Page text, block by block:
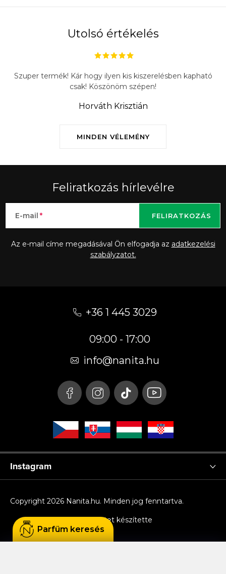
Utolsó értékelés
MINDEN VÉLEMÉNY
Szuper termék! Kár hogy ilyen kis kiszerelésben kapható
csak! Köszönöm szépen!
Horváth Krisztián
Feliratkozás hírlevélre
E-mail
Az e-mail címe megadásával Ön elfogadja az adatkezelési
szabályzatot.
FELIRATKOZÁS
+36 1 445 3029
09:00 - 17:00
info@nanita.hu
Instagram
Shoptet készítette
Copyright 2026 Nanita.hu. Minden jog fenntartva.
Parfüm keresés